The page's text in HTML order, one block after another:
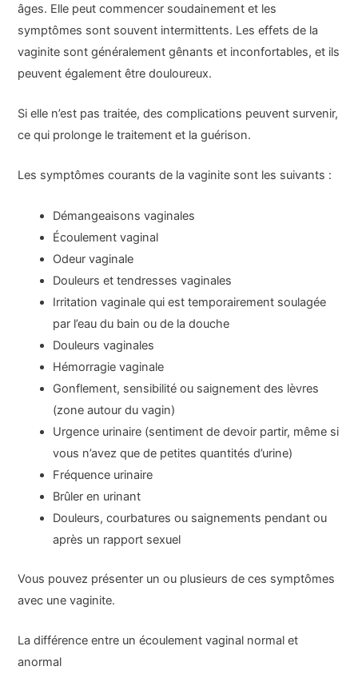
âges. Elle peut commencer soudainement et les
symptômes sont souvent intermittents. Les effets de la
vaginite sont généralement gênants et inconfortables, et ils
peuvent également être douloureux.
Si elle n’est pas traitée, des complications peuvent survenir,
ce qui prolonge le traitement et la guérison.
Les symptômes courants de la vaginite sont les suivants :
Démangeaisons vaginales
Écoulement vaginal
Odeur vaginale
Douleurs et tendresses vaginales
Irritation vaginale qui est temporairement soulagée
par l’eau du bain ou de la douche
Douleurs vaginales
Hémorragie vaginale
Gonflement, sensibilité ou saignement des lèvres
(zone autour du vagin)
Urgence urinaire (sentiment de devoir partir, même si
vous n’avez que de petites quantités d’urine)
Fréquence urinaire
Brûler en urinant
Douleurs, courbatures ou saignements pendant ou
après un rapport sexuel
Vous pouvez présenter un ou plusieurs de ces symptômes
avec une vaginite.
La différence entre un écoulement vaginal normal et
anormal